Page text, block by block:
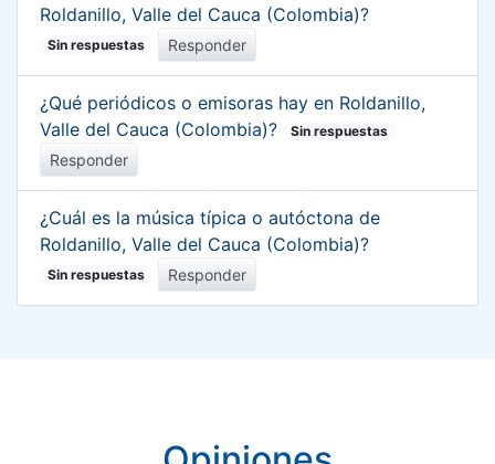
Roldanillo, Valle del Cauca (Colombia)?
Sin respuestas Responder
¿Qué periódicos o emisoras hay en Roldanillo,
Valle del Cauca (Colombia)?
Sin respuestas
Responder
¿Cuál es la música típica o autóctona de
Roldanillo, Valle del Cauca (Colombia)?
Sin respuestas Responder